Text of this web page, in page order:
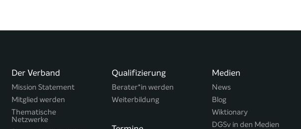
Der Verband
Mission Statement
Mitglied werden
Thematische
Netzwerke
Qualifizierung
Berater*in werden
Weiterbildung
Medien
News
Blog
Wiktionary
DGSv in den Medien